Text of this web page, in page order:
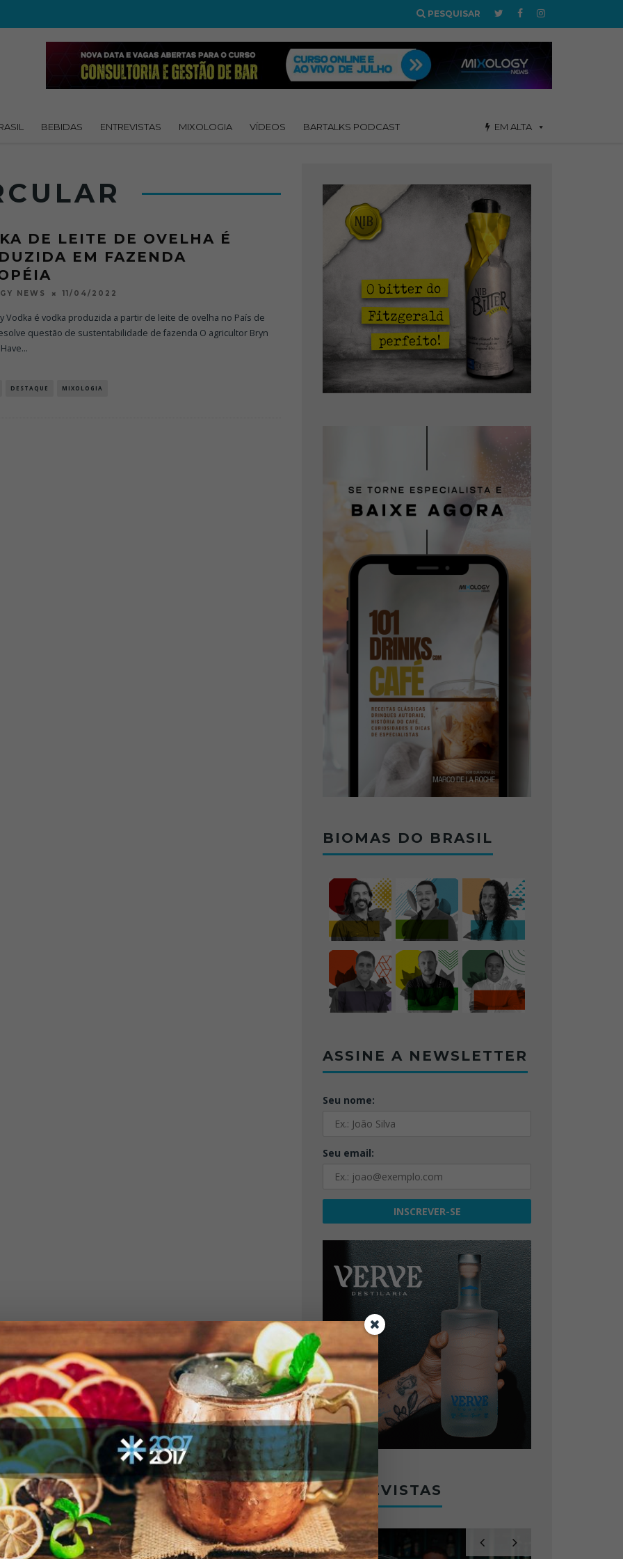
PESQUISAR
BEBIDAS ENTREVISTAS MIXOLOGIA VÍDEOS BARTALKS PODCAST EM ALTA
DE LEITE DE OVELHA É
EM FAZENDA
NEWS 11/04/2022
Vodka é vodka produzida a partir de leite de ovelha no País de
questão de sustentabilidade de fazenda O agricultor Bryn
...
DESTAQUE MIXOLOGIA
BIOMAS DO BRASIL
ASSINE A NEWSLETTER
Seu nome:
Seu email:
ENTREVISTAS